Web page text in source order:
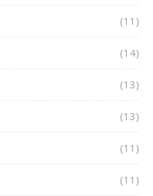
(11)
(14)
(13)
(13)
(11)
(11)